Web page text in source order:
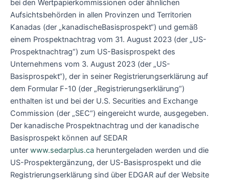
bei den Wertpapierkommissionen oder ähnlichen
Aufsichtsbehörden in allen Provinzen und Territorien
Kanadas (der „kanadischeBasisprospekt“) und gemäß
einem Prospektnachtrag vom 31. August 2023 (der „US-
Prospektnachtrag“) zum US-Basisprospekt des
Unternehmens vom 3. August 2023 (der „US-
Basisprospekt“), der in seiner Registrierungserklärung auf
dem Formular F-10 (der „Registrierungserklärung“)
enthalten ist und bei der U.S. Securities and Exchange
Commission (der „SEC“) eingereicht wurde, ausgegeben.
Der kanadische Prospektnachtrag und der kanadische
Basisprospekt können auf SEDAR
unter www.sedarplus.ca heruntergeladen werden und die
US-Prospektergänzung, der US-Basisprospekt und die
Registrierungserklärung sind über EDGAR auf der Website